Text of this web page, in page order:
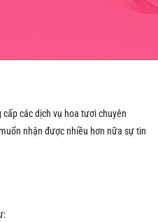
các dịch vụ hoa tươi chuyên
nhận được nhiều hơn nữa sự tin